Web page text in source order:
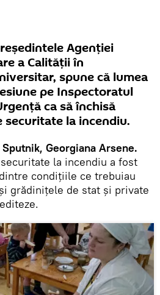
Agenției
a Calității în
spune că lumea
pe Inspectoratul
ca să închisă
securitate la incendiu.
Sputnik, Georgiana Arsene.
la incendiu a fost
condițiile ce trebuiau
grădinițele de stat și private